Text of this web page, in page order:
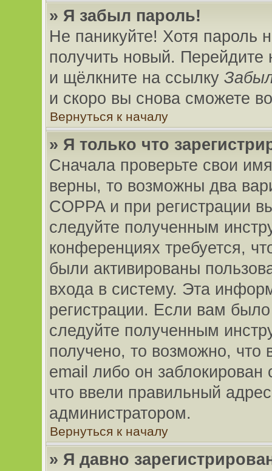
» Я забыл пароль!
Не паникуйте! Хотя пароль
получить новый.
и щёлкните на ссылку
и скоро вы снова сможете
Вернуться к началу
» Я только что
Сначала проверьте свои
верны, то возможны два
COPPA и при регистрации
следуйте полученным
конференциях требуется,
были активированы
входа в систему. Эта
регистрации. Если вам
следуйте полученным
получено, то возможно, что
email либо он
что ввели правильный
администратором.
Вернуться к началу
» Я давно